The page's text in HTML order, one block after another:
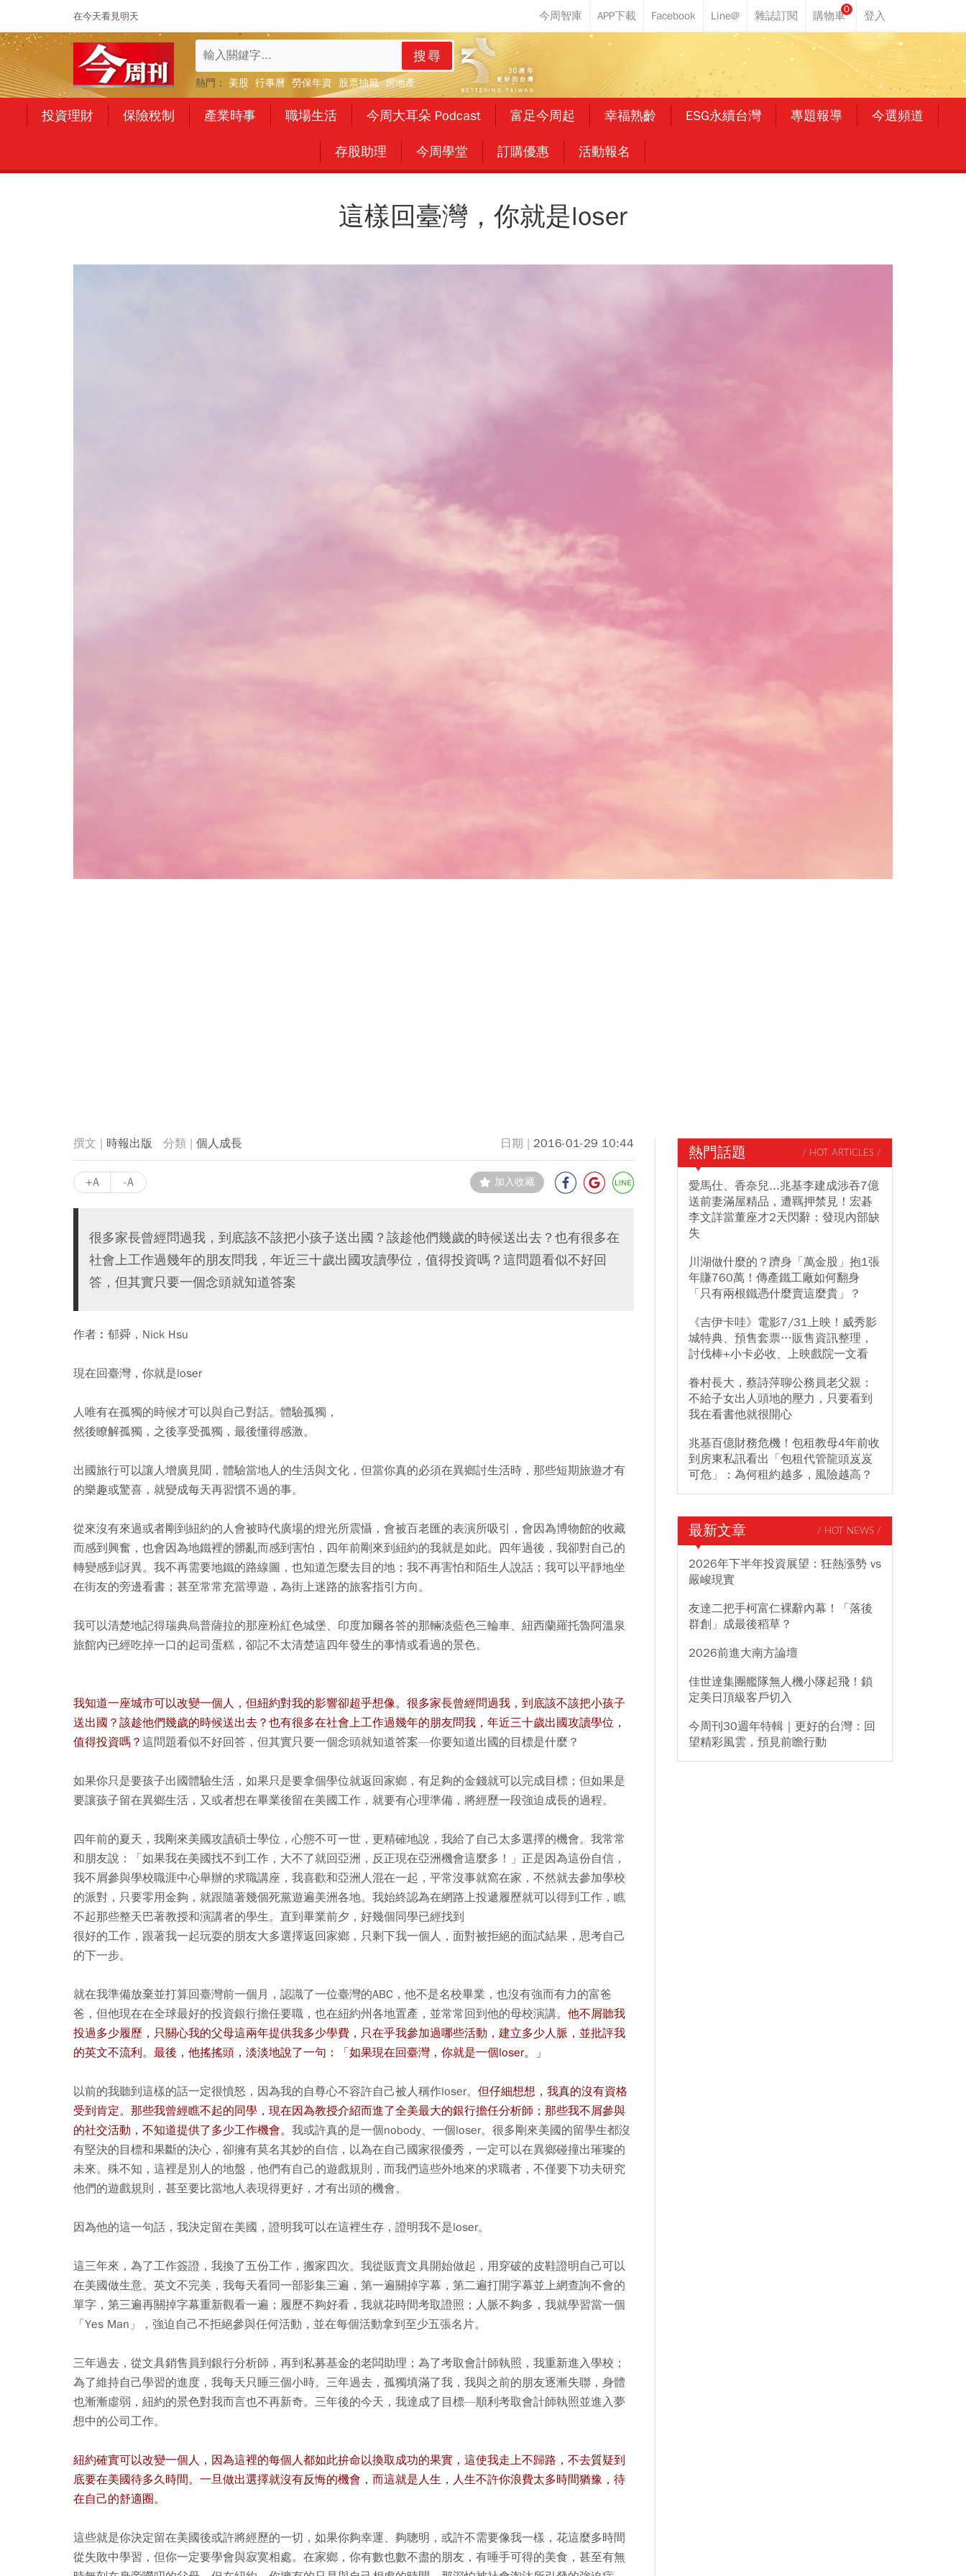
在今天看見明天
0
搜尋
熱門： 美股 行事曆 勞保年資 股票抽籤 房地產
投資理財 保險稅制 產業時事 職場生活 今周大耳朵 Podcast 富足今周起 幸福熟齡 ESG永續台灣 專題報導 今選頻道
存股助理 今周學堂 訂購優惠 活動報名
這樣回臺灣，你就是loser
時報出版 個人成長 2016-01-29 10:44
+A -A 加入收藏
很多家長曾經問過我，到底該不該把小孩子送出國？該趁他們幾歲的時候送出去？也有很多在
社會上工作過幾年的朋友問我，年近三十歲出國攻讀學位，值得投資嗎？這問題看似不好回
答，但其實只要一個念頭就知道答案
作者︰郁舜，Nick Hsu
現在回臺灣，你就是loser
人唯有在孤獨的時候才可以與自己對話。體驗孤獨，
然後瞭解孤獨，之後享受孤獨，最後懂得感激。
出國旅行可以讓人增廣見聞，體驗當地人的生活與文化，但當你真的必須在異鄉討生活時，那些短期旅遊才有
的樂趣或驚喜，就變成每天再習慣不過的事。
從來沒有來過或者剛到紐約的人會被時代廣場的燈光所震懾，會被百老匯的表演所吸引，會因為博物館的收藏
而感到興奮，也會因為地鐵裡的髒亂而感到害怕，四年前剛來到紐約的我就是如此。四年過後，我卻對自己的
轉變感到訝異。我不再需要地鐵的路線圖，也知道怎麼去目的地；我不再害怕和陌生人說話；我可以平靜地坐
在街友的旁邊看書；甚至常常充當導遊，為街上迷路的旅客指引方向。
我可以清楚地記得瑞典烏普薩拉的那座粉紅色城堡、印度加爾各答的那輛淡藍色三輪車、紐西蘭羅托魯阿溫泉
旅館內已經吃掉一口的起司蛋糕，卻記不太清楚這四年發生的事情或看過的景色。
我知道一座城市可以改變一個人，但紐約對我的影響卻超乎想像。很多家長曾經問過我，到底該不該把小孩子
送出國？該趁他們幾歲的時候送出去？也有很多在社會上工作過幾年的朋友問我，年近三十歲出國攻讀學位，
值得投資嗎？ 這問題看似不好回答，但其實只要一個念頭就知道答案—你要知道出國的目標是什麼？
如果你只是要孩子出國體驗生活，如果只是要拿個學位就返回家鄉，有足夠的金錢就可以完成目標；但如果是
要讓孩子留在異鄉生活，又或者想在畢業後留在美國工作，就要有心理準備，將經歷一段強迫成長的過程。
四年前的夏天，我剛來美國攻讀碩士學位，心態不可一世，更精確地說，我給了自己太多選擇的機會。我常常
和朋友說：「如果我在美國找不到工作，大不了就回亞洲，反正現在亞洲機會這麼多！」正是因為這份自信，
我不屑參與學校職涯中心舉辦的求職講座，我喜歡和亞洲人混在一起，平常沒事就窩在家，不然就去參加學校
的派對，只要零用金夠，就跟隨著幾個死黨遊遍美洲各地。我始終認為在網路上投遞履歷就可以得到工作，瞧
不起那些整天巴著教授和演講者的學生。直到畢業前夕，好幾個同學已經找到
很好的工作，跟著我一起玩耍的朋友大多選擇返回家鄉，只剩下我一個人，面對被拒絕的面試結果，思考自己
的下一步。
就在我準備放棄並打算回臺灣前一個月，認識了一位臺灣的ABC，他不是名校畢業，也沒有強而有力的富爸
爸，但他現在在全球最好的投資銀行擔任要職，也在紐約州各地置產，並常常回到他的母校演講。 他不屑聽我
投過多少履歷，只關心我的父母這兩年提供我多少學費，只在乎我參加過哪些活動，建立多少人脈，並批評我
的英文不流利。最後，他搖搖頭，淡淡地說了一句：「如果現在回臺灣，你就是一個loser。」
以前的我聽到這樣的話一定很憤怒，因為我的自尊心不容許自己被人稱作loser。 但仔細想想，我真的沒有資格
受到肯定。那些我曾經瞧不起的同學，現在因為教授介紹而進了全美最大的銀行擔任分析師；那些我不屑參與
的社交活動，不知道提供了多少工作機會。 我或許真的是一個nobody、一個loser。很多剛來美國的留學生都沒
有堅決的目標和果斷的決心，卻擁有莫名其妙的自信，以為在自己國家很優秀，一定可以在異鄉碰撞出璀璨的
未來。殊不知，這裡是別人的地盤，他們有自己的遊戲規則，而我們這些外地來的求職者，不僅要下功夫研究
他們的遊戲規則，甚至要比當地人表現得更好，才有出頭的機會。
因為他的這一句話，我決定留在美國，證明我可以在這裡生存，證明我不是loser。
這三年來，為了工作簽證，我換了五份工作，搬家四次。我從販賣文具開始做起，用穿破的皮鞋證明自己可以
在美國做生意。英文不完美，我每天看同一部影集三遍，第一遍關掉字幕，第二遍打開字幕並上網查詢不會的
單字，第三遍再關掉字幕重新觀看一遍；履歷不夠好看，我就花時間考取證照；人脈不夠多，我就學習當一個
「Yes Man」，強迫自己不拒絕參與任何活動，並在每個活動拿到至少五張名片。
三年過去，從文具銷售員到銀行分析師，再到私募基金的老闆助理；為了考取會計師執照，我重新進入學校；
為了維持自己學習的進度，我每天只睡三個小時。三年過去，孤獨填滿了我，我與之前的朋友逐漸失聯，身體
也漸漸虛弱，紐約的景色對我而言也不再新奇。三年後的今天，我達成了目標—順利考取會計師執照並進入夢
想中的公司工作。
紐約確實可以改變一個人，因為這裡的每個人都如此拚命以換取成功的果實，這使我走上不歸路，不去質疑到
底要在美國待多久時間。一旦做出選擇就沒有反悔的機會，而這就是人生，人生不許你浪費太多時間猶豫，待
在自己的舒適圈。
這些就是你決定留在美國後或許將經歷的一切，如果你夠幸運、夠聰明，或許不需要像我一樣，花這麼多時間
從失敗中學習，但你一定要學會與寂寞相處。在家鄉，你有數也數不盡的朋友，有唾手可得的美食，甚至有無
熱門話題 / HOT ARTICLES /
愛馬仕、香奈兒...兆基李建成涉吞7億
送前妻滿屋精品，遭羈押禁見！宏碁
李文詳當董座才2天閃辭：發現內部缺
失
川湖做什麼的？躋身「萬金股」抱1張
年賺760萬！傳產鐵工廠如何翻身
「只有兩根鐵憑什麼賣這麼貴」？
《吉伊卡哇》電影7/31上映！威秀影
城特典、預售套票…販售資訊整理，
討伐棒+小卡必收、上映戲院一文看
眷村長大，蔡詩萍聊公務員老父親：
不給子女出人頭地的壓力，只要看到
我在看書他就很開心
兆基百億財務危機！包租教母4年前收
到房東私訊看出「包租代管龍頭岌岌
可危」：為何租約越多，風險越高？
最新文章 / HOT NEWS /
2026年下半年投資展望：狂熱漲勢 vs
嚴峻現實
友達二把手柯富仁裸辭內幕！「落後
群創」成最後稻草？
2026前進大南方論壇
佳世達集團艦隊無人機小隊起飛！鎖
定美日頂級客戶切入
今周刊30週年特輯｜更好的台灣：回
望精彩風雲，預見前瞻行動